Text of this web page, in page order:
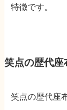
特徴です。
笑点の歴代座
笑点の歴代座